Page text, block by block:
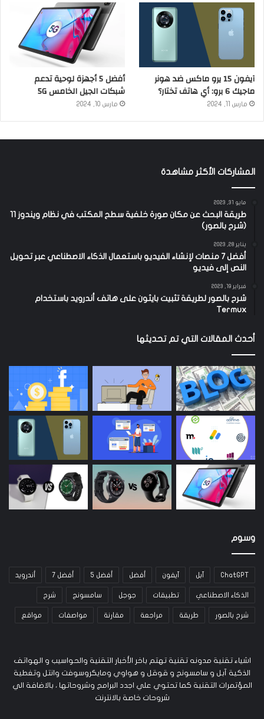
آيفون 15 يرو ماكس ضد هونر
ماجيك 6 برو: أي هاتف تختار؟
مارس 11, 2024
أفضل 5 أجهزة لوحية تدعم
شبكات الجيل الخامس 5G
مارس 10, 2024
المشاركات الأكثر مشاهدة
مايو 31, 2023
طريقة البحث عن مكان صورة خلفية سطح المكتب في نظام ويندوز 11
(شرح بالصور)
يناير 28, 2023
أفضل 7 منصات لإنشاء الفيديو باستعمال الذكاء الاصطناعي عبر تحويل
النص إلى فيديو
فبراير 19, 2023
شرح بالصور لطريقة تثبيت بايثون على هاتف أندرويد باستخدام
Termux
أحدث المقالات التي تم تحديثها
وسوم
ChatGPT آبل آيفون أفضل أفضل 5 أفضل 7 أندرويد
الذكاء الاصطناعي تطبيقات جوجل سامسونج شرح
شرح بالصور طريقة مراجعة مقارنة مواصفات مواقع
اشياء تقنية مدونه تقنية تهتم باخر الأخبار التقنية والحواسيب و الهواتف
الذكية آبل و سامسونج و قوقل و هواوي ومايكروسوفت وانتل وتغطية
المؤتمرات التقنية كما تحتوي علي اجدد البرامج وشروحاتها ، بالاضافة الي
شروحات خاصة بالانترنت